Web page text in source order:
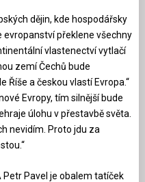
dějin, kde hospodářsky
překlene všechny
vlastenectví vytlačí
zemí Čechů bude
a českou vlastí Evropa.“
Evropy, tím silnější bude
úlohu v přestavbě světa.
nevidím. Proto jdu za
Petr Pavel je obalem tatíček